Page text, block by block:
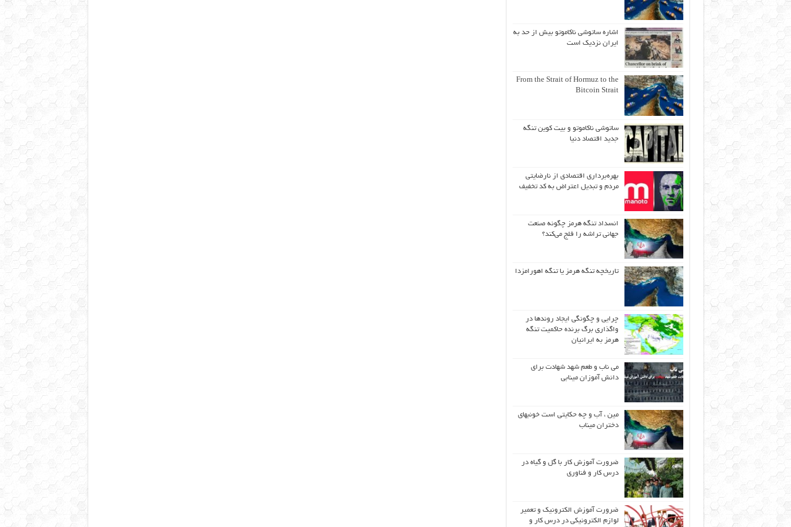
اشاره ساتوشی ناکاموتو بیش از حد به
ایران نزدیک است
From the Strait of Hormuz to the
Bitcoin Strait
ساتوشی ناکاموتو و بیت کوین تنگه
جدید اقتصاد دنیا
بهره‌برداری اقتصادی از نارضایتی
مردم و تبدیل اعتراض به کد تخفیف
انسداد تنگه هرمز چگونه صنعت
جهانی تراشه را فلج می‌کند؟
تاریخچه تنگه هرمز یا تنگه اهورامزدا
چرایی و چگونگی ایجاد روندها در
واگذاری برگ برنده حاکمیت تنگه
هرمز به ایرانیان
می ناب و طعم شهد شهادت برای
دانش آموزان مینابی
مین ، آب و چه حکایتی است خونبهای
دختران میناب
ضرورت آموزش کار با گل و گیاه در
درس کار و فناوری
ضرورت آموزش الکترونیک و تعمیر
لوازم الکترونیکی در درس کار و